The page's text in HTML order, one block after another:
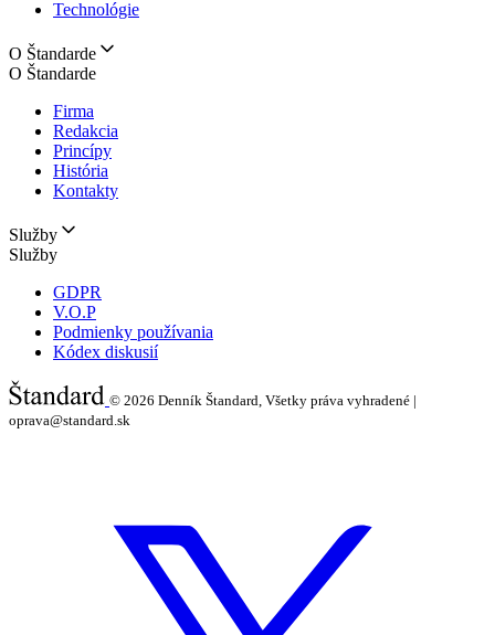
Technológie
O Štandarde
O Štandarde
Firma
Redakcia
Princípy
História
Kontakty
Služby
Služby
GDPR
V.O.P
Podmienky používania
Kódex diskusií
© 2026 Denník Štandard, Všetky práva vyhradené |
oprava@standard.sk